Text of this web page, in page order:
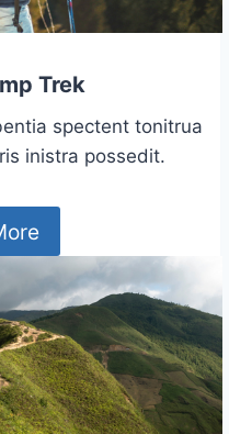
Trek
spectent tonitrua
inistra possedit.